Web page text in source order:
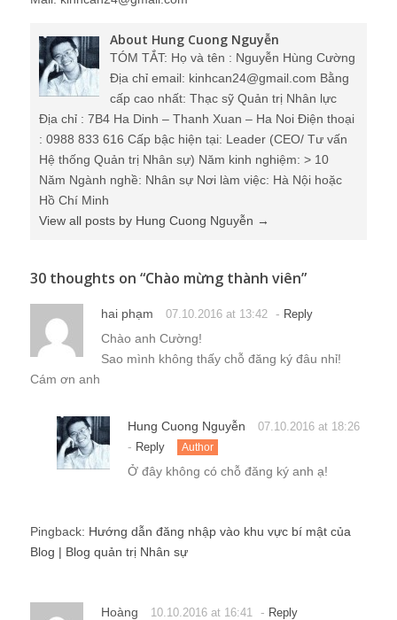
About Hung Cuong Nguyễn
TÓM TẮT: Họ và tên : Nguyễn Hùng Cường
Địa chỉ email: kinhcan24@gmail.com Bằng
cấp cao nhất: Thạc sỹ Quản trị Nhân lực
Địa chỉ : 7B4 Ha Dinh – Thanh Xuan – Ha Noi Điện thoại
: 0988 833 616 Cấp bậc hiện tại: Leader (CEO/ Tư vấn
Hệ thống Quản trị Nhân sự) Năm kinh nghiệm: > 10
Năm Ngành nghề: Nhân sự Nơi làm việc: Hà Nội hoặc
Hồ Chí Minh
View all posts by Hung Cuong Nguyễn →
30 thoughts on “Chào mừng thành viên”
hai phạm 07.10.2016 at 13:42 - Reply
Chào anh Cường!
Sao mình không thấy chỗ đăng ký đâu nhỉ!
Cám ơn anh
Hung Cuong Nguyễn 07.10.2016 at 18:26
- Reply Author
Ở đây không có chỗ đăng ký anh ạ!
Pingback: Hướng dẫn đăng nhập vào khu vực bí mật của
Blog | Blog quản trị Nhân sự
Hoàng 10.10.2016 at 16:41 - Reply